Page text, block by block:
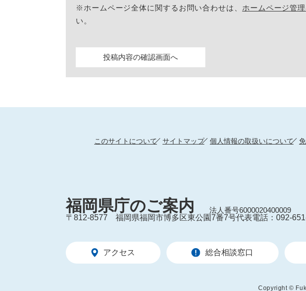
※ホームページ全体に関するお問い合わせは、 ホームページ管
い。
このサイトについて サイトマップ 個人情報の取扱いについて
福岡県庁のご案内
法人番号6000020400009
〒812-8577
福岡県福岡市博多区東公園7番7号代表電話：092-
アクセス 総合相談窓口
Copyright ©